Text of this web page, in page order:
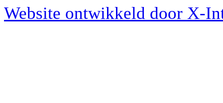
Website ontwikkeld door X-